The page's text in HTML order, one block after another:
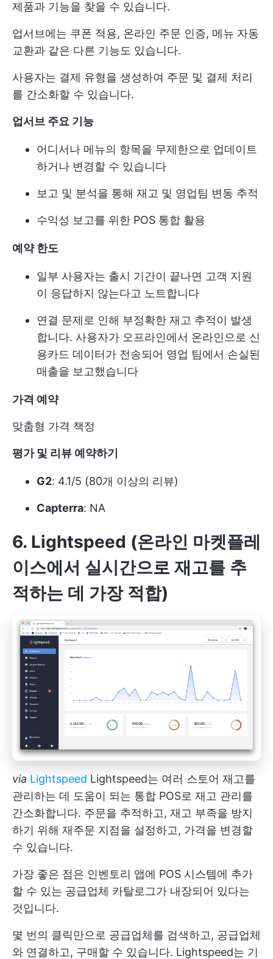
제품과 기능을 찾을 수 있습니다.
업서브에는 쿠폰 적용, 온라인 주문 인증, 메뉴 자동
교환과 같은 다른 기능도 있습니다.
사용자는 결제 유형을 생성하여 주문 및 결제 처리
를 간소화할 수 있습니다.
업서브 주요 기능
어디서나 메뉴의 항목을 무제한으로 업데이트
하거나 변경할 수 있습니다
보고 및 분석을 통해 재고 및 영업팀 변동 추적
수익성 보고를 위한 POS 통합 활용
예약 한도
일부 사용자는 출시 기간이 끝나면 고객 지원
이 응답하지 않는다고 노트합니다
연결 문제로 인해 부정확한 재고 추적이 발생
합니다. 사용자가 오프라인에서 온라인으로 신
용카드 데이터가 전송되어 영업 팀에서 손실된
매출을 보고했습니다
가격 예약
맞춤형 가격 책정
평가 및 리뷰 예약하기
G2: 4.1/5 (80개 이상의 리뷰)
Capterra: NA
6. Lightspeed (온라인 마켓플레
이스에서 실시간으로 재고를 추
적하는 데 가장 적합)
via Lightspeed Lightspeed는 여러 스토어 재고를
관리하는 데 도움이 되는 통합 POS로 재고 관리를
간소화합니다. 주문을 추적하고, 재고 부족을 방지
하기 위해 재주문 지점을 설정하고, 가격을 변경할
수 있습니다.
가장 좋은 점은 인벤토리 앱에 POS 시스템에 추가
할 수 있는 공급업체 카탈로그가 내장되어 있다는
것입니다.
몇 번의 클릭만으로 공급업체를 검색하고, 공급업체
와 연결하고, 구매할 수 있습니다. Lightspeed는 기